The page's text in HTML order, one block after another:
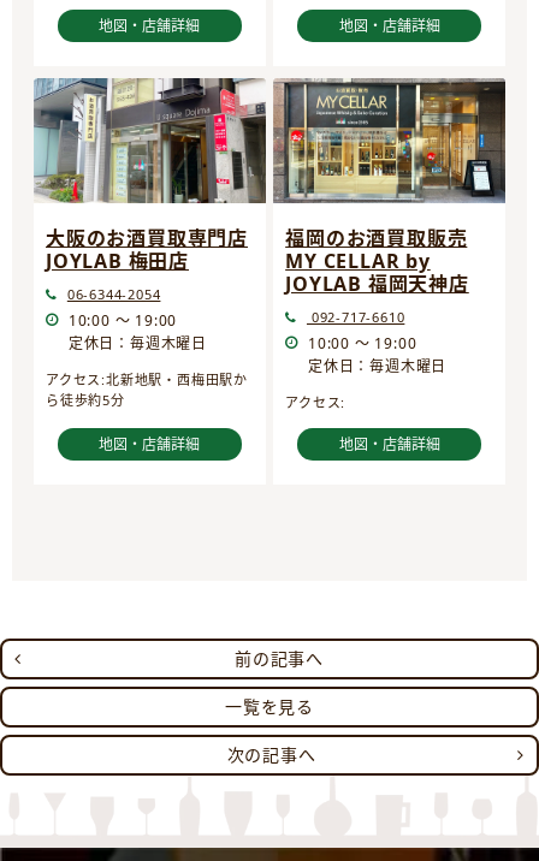
地図・店舗詳細 地図・店舗詳細
大阪のお酒買取専門店
JOYLAB 梅田店
06-6344-2054
10:00 ～ 19:00
定休日：毎週木曜日
アクセス:北新地駅・西梅田駅か
ら徒歩約5分
地図・店舗詳細
福岡のお酒買取販売
MY CELLAR by
JOYLAB 福岡天神店
092-717-6610
10:00 ～ 19:00
定休日：毎週木曜日
アクセス:
地図・店舗詳細
前の記事へ
一覧を見る
次の記事へ